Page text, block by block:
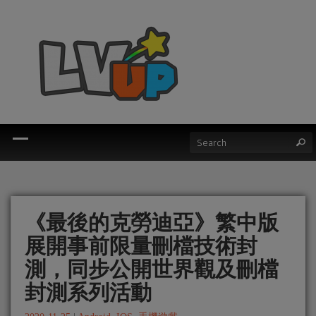
《最後的克勞迪亞》繁中版
展開事前限量刪檔技術封
測，同步公開世界觀及刪檔
封測系列活動